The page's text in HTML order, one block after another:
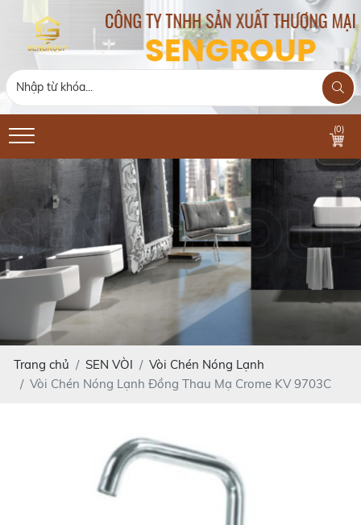
(0)
Trang chủ SEN VÒI
Vòi Chén Nóng Lạnh
Vòi Chén Nóng Lạnh Đồng Thau Mạ Crome KV 9703C